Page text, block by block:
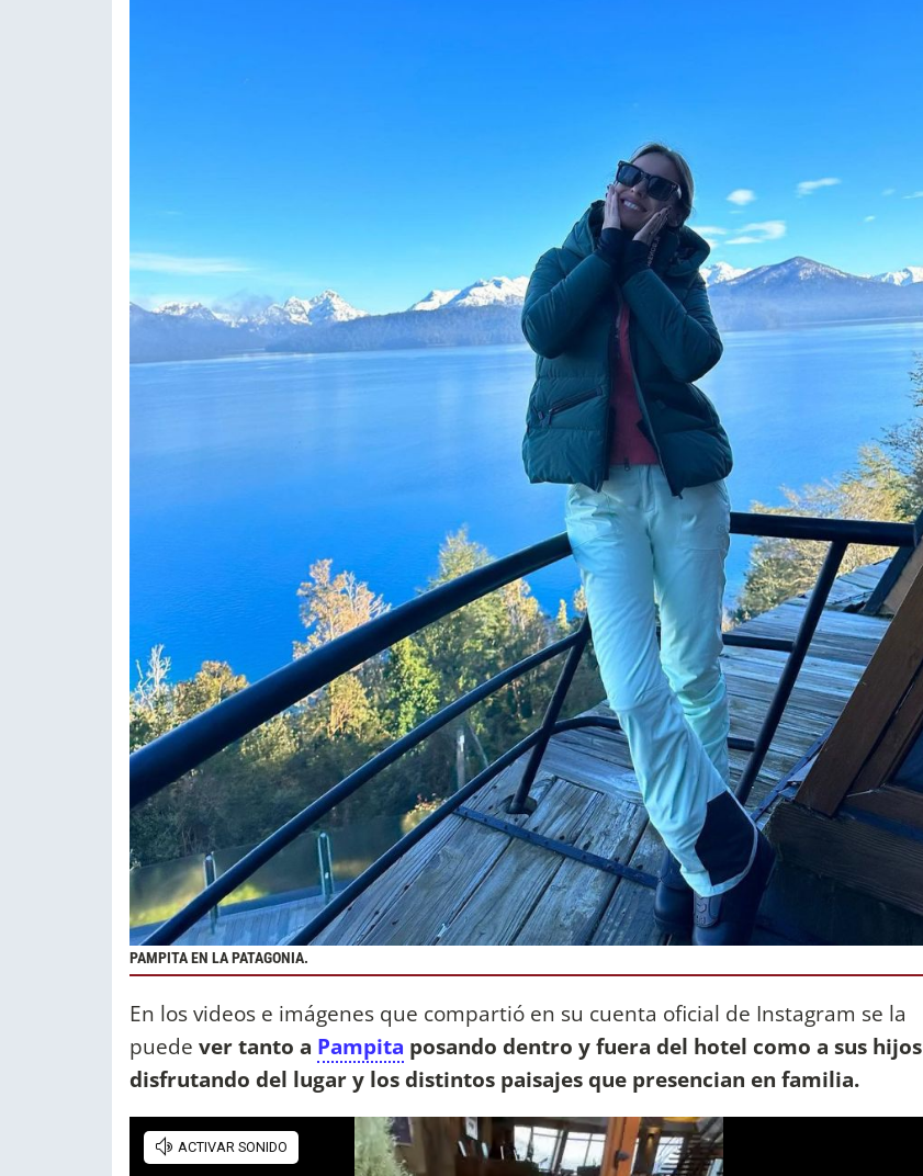
PAMPITA EN LA PATAGONIA.
En los videos e imágenes que compartió en su cuenta oficial de Instagram se la
puede ver tanto a Pampita posando dentro y fuera del hotel como a sus hijos
disfrutando del lugar y los distintos paisajes que presencian en familia.